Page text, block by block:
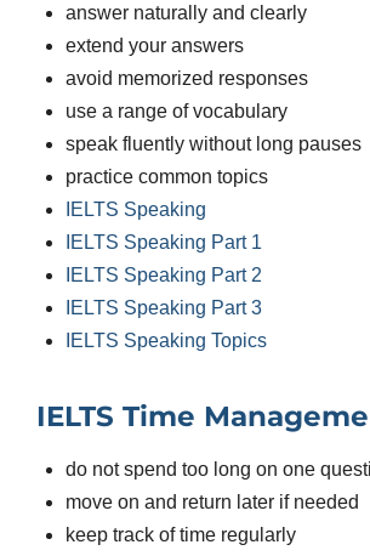
answer naturally and clearly
extend your answers
avoid memorized responses
use a range of vocabulary
speak fluently without long pauses
practice common topics
IELTS Speaking
IELTS Speaking Part 1
IELTS Speaking Part 2
IELTS Speaking Part 3
IELTS Speaking Topics
IELTS Time
do not spend too long on one
move on and return later if needed
keep track of time regularly